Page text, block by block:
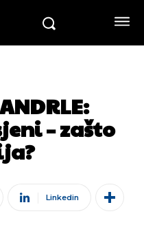
– zašto
Linkedin